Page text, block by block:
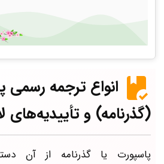
انواع ترجمه رسمی
(گذرنامه) و تأییدیه‌های
پاسپورت یا گذرنامه از آن